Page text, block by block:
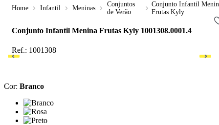
Infantil Meninas
Conjuntos
de Verão
Conjunto Infantil
Frutas Kyly
Conjunto Infantil Menina Frutas Kyly 1001308.0001.4
Ref.: 1001308
Cor: Branco
Cor: Branco
Cor: Rosa
Cor: Preto